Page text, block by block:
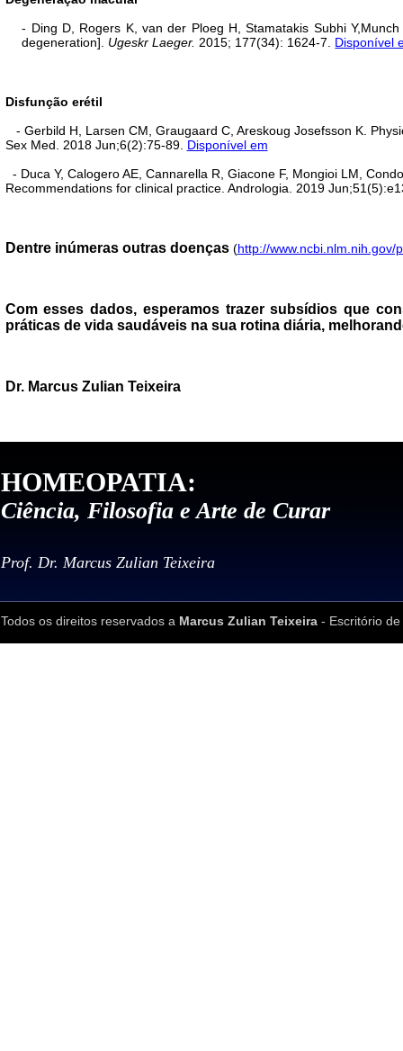
- Ding D
Rogers K, van der Ploeg H ,Stamatakis Subhi
degeneration]. Ugeskr Laeger. 2015; 177(34): 1624-7. Disponível
Disfunção erétil
- Gerbild H, Larsen CM, Graugaard C, Areskoug Josefsson K.
Sex Med. 2018 Jun;6(2):75-89. Disponível em
- Duca Y, Calogero AE, Cannarella R, Giacone F, Mongioi LM,
Recommendations for clinical practice. Andrologia. 2019
Dentre inúmeras outras doenças (http://www.ncbi.nlm.nih.gov/
Com esses dados, esperamos trazer subsídios que
práticas de vida saudáveis na sua rotina diária,
Dr. Marcus Zulian Teixeira
HOMEOPATIA:
Ciência, Filosofia e Arte de Curar
Prof. Dr. Marcus Zulian Teixeira
Todos os direitos reservados a Marcus Zulian Teixeira - Escritório